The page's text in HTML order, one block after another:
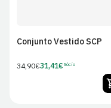
Conjunto Vestido SCP
Preço
34,90€Preço
31,41€ Sócio